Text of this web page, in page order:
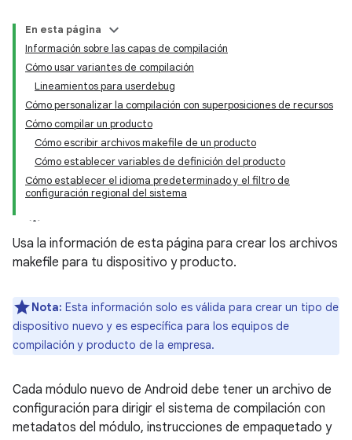
En esta página
Información sobre las capas de compilación
Cómo usar variantes de compilación
Lineamientos para userdebug
Cómo personalizar la compilación con superposiciones de recursos
Cómo compilar un producto
Cómo escribir archivos makefile de un producto
Cómo establecer variables de definición del producto
Cómo establecer el idioma predeterminado y el filtro de
configuración regional del sistema
Usa la información de esta página para crear los archivos
makefile para tu dispositivo y producto.
Nota: Esta información solo es válida para crear un tipo de
dispositivo nuevo y es específica para los equipos de
compilación y producto de la empresa.
Cada módulo nuevo de Android debe tener un archivo de
configuración para dirigir el sistema de compilación con
metadatos del módulo, instrucciones de empaquetado y